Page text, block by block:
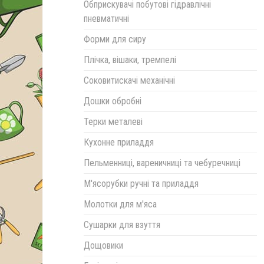
Обприскувачі побутові гідравлічні
пневматичні
Форми для сиру
Плічка, вішаки, тремпелі
Соковитискачі механічні
Дошки обробні
Терки металеві
Кухонне приладдя
Пельменниці, вареничниці та чебуречниці
М'ясорубки ручні та приладдя
Молотки для м'яса
Сушарки для взуття
Дощовики